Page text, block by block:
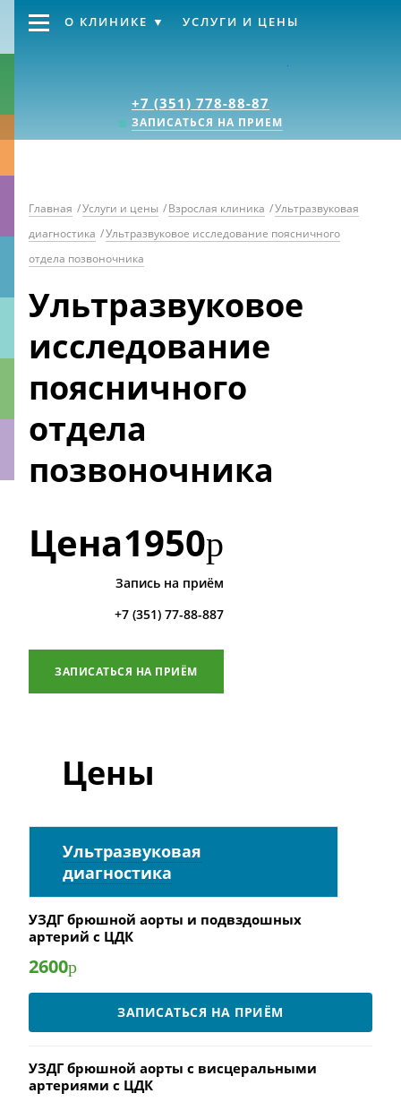
+7 (351) 778-88-87
ЗАПИСАТЬСЯ НА ПРИЕМ
О КЛИНИКЕ УСЛУГИ И ЦЕНЫ
Главная /Услуги и цены /Взрослая клиника /Ультразвуковая
диагностика /Ультразвуковое исследование поясничного
отдела позвоночника
Ультразвуковое
исследование
поясничного
отдела
позвоночника
Цена1950р
Запись на приём
+7 (351) 77-88-887
ЗАПИСАТЬСЯ НА ПРИЁМ
Цены
Ультразвуковая
диагностика
УЗДГ брюшной аорты и подвздошных
артерий с ЦДК
2600р
ЗАПИСАТЬСЯ НА ПРИЁМ
УЗДГ брюшной аорты с висцеральными
артериями с ЦДК